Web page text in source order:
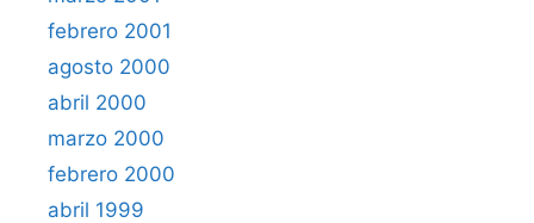
febrero 2001
agosto 2000
abril 2000
marzo 2000
febrero 2000
abril 1999